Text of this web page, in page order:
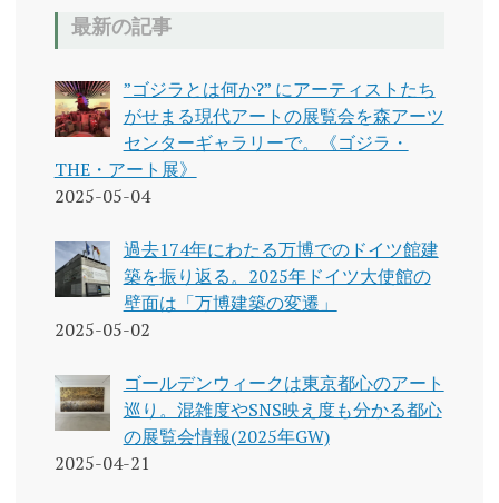
最新の記事
”ゴジラとは何か?” にアーティストたち
がせまる現代アートの展覧会を森アーツ
センターギャラリーで。《ゴジラ・
THE・アート展》
2025-05-04
過去174年にわたる万博でのドイツ館建
築を振り返る。2025年ドイツ大使館の
壁面は「万博建築の変遷」
2025-05-02
ゴールデンウィークは東京都心のアート
巡り。混雑度やSNS映え度も分かる都心
の展覧会情報(2025年GW)
2025-04-21